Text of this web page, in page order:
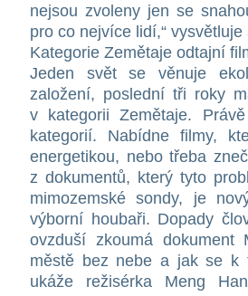
nejsou zvoleny jen se
pro co nejvíce lidí,“
Kategorie Zemětaje odtajní
Jeden svět se věnuje
založení, poslední tři roky
v kategorii Zemětaje.
kategorií. Nabídne filmy,
energetikou, nebo třeba
z dokumentů, který tyto
mimozemské sondy, je
výborní houbaři. Dopady
ovzduší zkoumá
městě bez nebe a jak se k
ukáže režisérka Meng